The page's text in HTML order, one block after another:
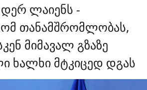
ლაიენს -
თანამშრომლობას,
მიმავალ გზაზე
ხალხი მტკიცედ დგას